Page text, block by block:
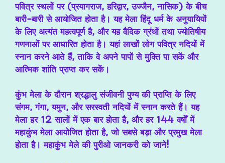
पवित्र स्थलों पर (प्रयागराज, हरिद्वार, उज्जैन, नासिक) के बीच
बारी-बारी से आयोजित होता है। यह मेला हिंदू धर्म के अनुयायियों
के लिए अत्यंत महत्वपूर्ण है, और यह वैदिक ग्रंथों तथा ज्योतिषीय
गणनाओं पर आधारित होता है। यहां लाखों लोग पवित्र नदियों में
स्नान करने आते हैं, ताकि वे अपने पापों से मुक्ति पा सकें और
आत्मिक शांति प्राप्त कर सकें।
कुंभ मेला के दौरान श्रद्धालु संजीवनी पुण्य की प्राप्ति के लिए
संगम, गंगा, यमुन, और सरस्वती नदियों में स्नान करते हैं। यह
मेला हर 12 सालों में एक बार होता है, और हर 144 वर्षों में
महाकुंभ मेला आयोजित होता है, जो सबसे बड़ा और प्रमुख मेला
होता है। महाकुंभ मेले की पुरीओ जानकरी को जाने!